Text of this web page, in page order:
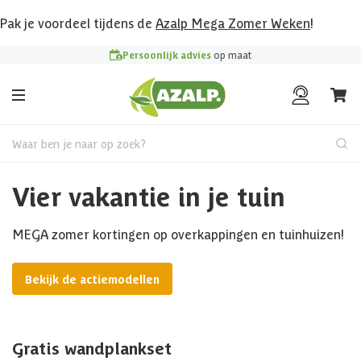
Pak je voordeel tijdens de Azalp Mega Zomer Weken!
Waar ben je naar op zoek?
Vier vakantie in je tuin
MEGA zomer kortingen op overkappingen en tuinhuizen!
Bekijk de actiemodellen
Gratis wandplankset